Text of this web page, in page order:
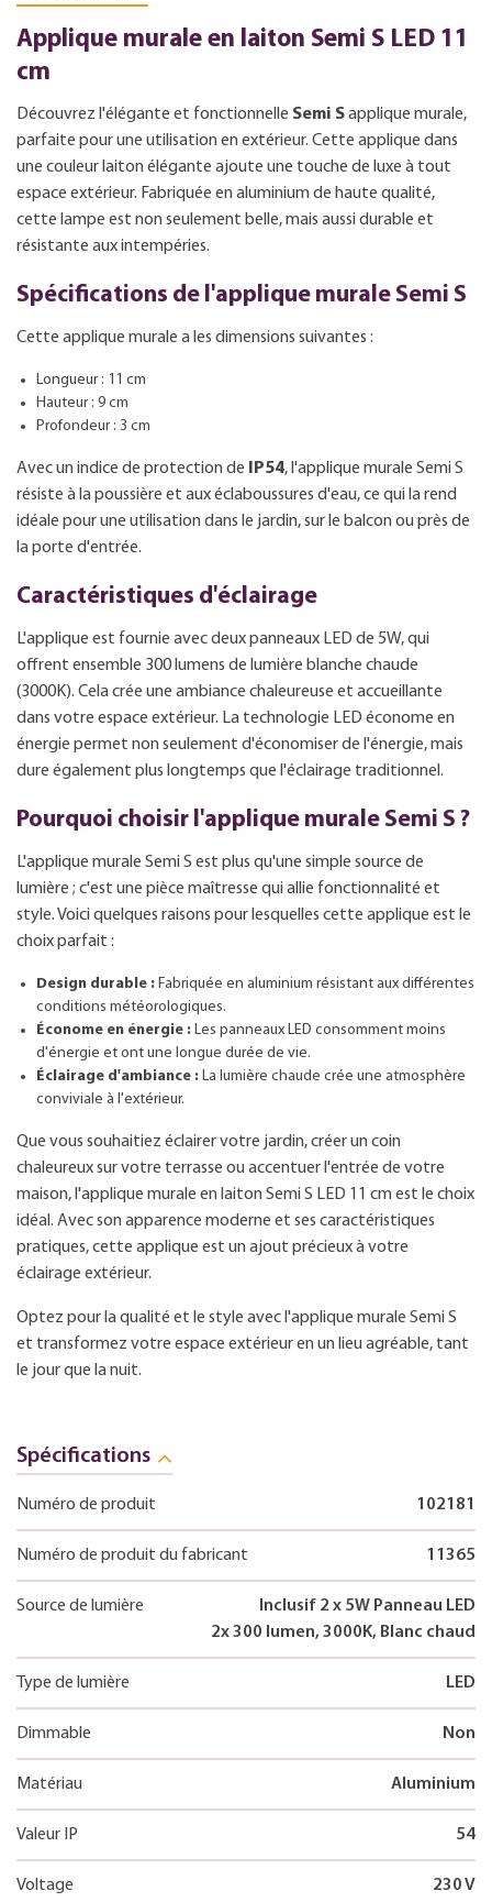
Applique murale en laiton Semi S LED 11
cm
Découvrez l'élégante et fonctionnelle Semi Sapplique murale,
parfaite pour une utilisation en extérieur. Cette applique dans
une couleur laiton élégante ajoute une touche de luxe à tout
espace extérieur. Fabriquée en aluminium de haute qualité,
cette lampe est non seulement belle, mais aussi durable et
résistante aux intempéries.
Spécifications de l'applique murale Semi S
Cette applique murale a les dimensions suivantes :
Longueur : 11 cm
Hauteur : 9 cm
Profondeur : 3 cm
Avec un indice de protection de IP54, l'applique murale Semi S
résiste à la poussière et aux éclaboussures d'eau, ce qui la rend
idéale pour une utilisation dans le jardin, sur le balcon ou près de
la porte d'entrée.
Caractéristiques d'éclairage
L'applique est fournie avec deux panneaux LED de 5W, qui
offrent ensemble 300 lumens de lumière blanche chaude
(3000K). Cela crée une ambiance chaleureuse et accueillante
dans votre espace extérieur. La technologie LED économe en
énergie permet non seulement d'économiser de l'énergie, mais
dure également plus longtemps que l'éclairage traditionnel.
Pourquoi choisir l'applique murale Semi S ?
L'applique murale Semi S est plus qu'une simple source de
lumière ; c'est une pièce maîtresse qui allie fonctionnalité et
style. Voici quelques raisons pour lesquelles cette applique est le
choix parfait :
Design durable : Fabriquée en aluminium résistant aux différentes
conditions météorologiques.
Économe en énergie : Les panneaux LED consomment moins
d'énergie et ont une longue durée de vie.
Éclairage d'ambiance : La lumière chaude crée une atmosphère
conviviale à l'extérieur.
Que vous souhaitiez éclairer votre jardin, créer un coin
chaleureux sur votre terrasse ou accentuer l'entrée de votre
maison, l'applique murale en laiton Semi S LED 11 cm est le choix
idéal. Avec son apparence moderne et ses caractéristiques
pratiques, cette applique est un ajout précieux à votre
éclairage extérieur.
Optez pour la qualité et le style avec l'applique murale Semi S
et transformez votre espace extérieur en un lieu agréable, tant
le jour que la nuit.
Spécifications
Numéro de produit 102181
Numéro de produit du fabricant 11365
Source de lumière
Inclusif 2 x 5W Panneau LED
2x 300 lumen, 3000K, Blanc chaud
Type de lumière LED
Dimmable Non
Matériau Aluminium
Valeur IP 54
Voltage 230 V